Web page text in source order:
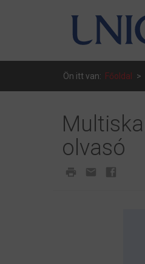
Ön itt van: Főoldal >
olvasó